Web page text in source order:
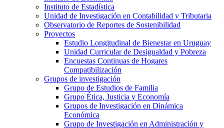
Instituto de Estadística
Unidad de Investigación en Contabilidad y Tributaria
Observatorio de Reportes de Sostenibilidad
Proyectos
Estudio Longitudinal de Bienestar en Uruguay
Unidad Curricular de Desigualdad y Pobreza
Encuestas Continuas de Hogares
Compatibilización
Grupos de investigación
Grupo de Estudios de Familia
Grupo Ética, Justicia y Economía
Grupos de Investigación en Dinámica
Económica
Grupo de Investigación en Administración y